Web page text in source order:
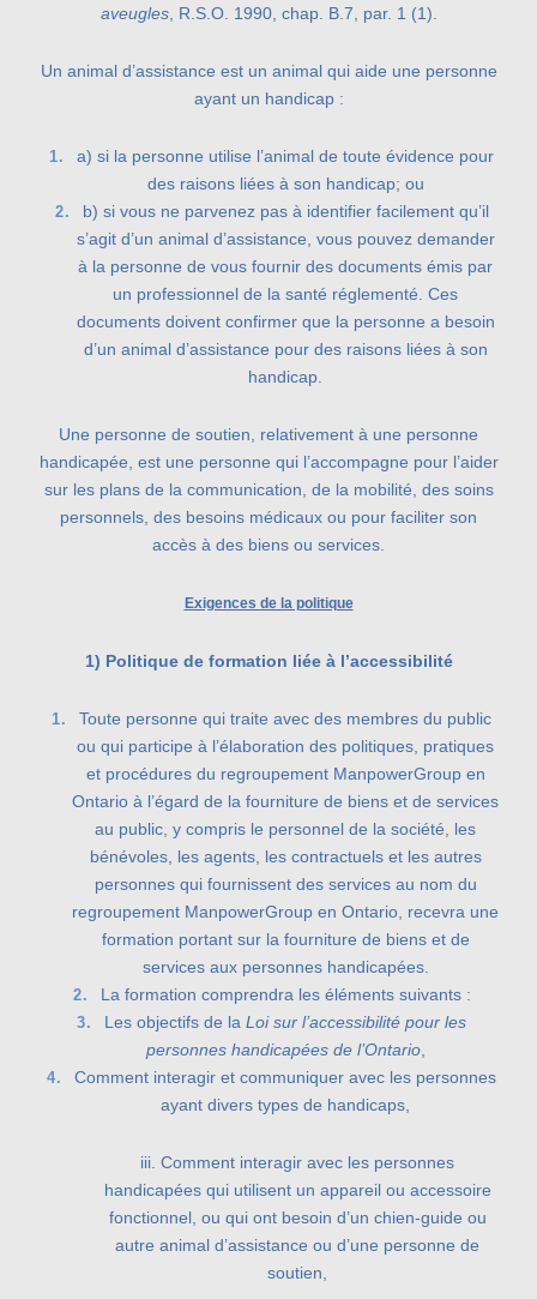
aveugles, R.S.O. 1990, chap. B.7, par. 1 (1).
Un animal d’assistance est un animal qui aide une personne
ayant un handicap :
a) si la personne utilise l’animal de toute évidence pour
des raisons liées à son handicap; ou
b) si vous ne parvenez pas à identifier facilement qu’il
s’agit d’un animal d’assistance, vous pouvez demander
à la personne de vous fournir des documents émis par
un professionnel de la santé réglementé. Ces
documents doivent confirmer que la personne a besoin
d’un animal d’assistance pour des raisons liées à son
handicap.
Une personne de soutien, relativement à une personne
handicapée, est une personne qui l’accompagne pour l’aider
sur les plans de la communication, de la mobilité, des soins
personnels, des besoins médicaux ou pour faciliter son
accès à des biens ou services.
Exigences de la politique
1) Politique de formation liée à l’accessibilité
Toute personne qui traite avec des membres du public
ou qui participe à l’élaboration des politiques, pratiques
et procédures du regroupement ManpowerGroup en
Ontario à l’égard de la fourniture de biens et de services
au public, y compris le personnel de la société, les
bénévoles, les agents, les contractuels et les autres
personnes qui fournissent des services au nom du
regroupement ManpowerGroup en Ontario, recevra une
formation portant sur la fourniture de biens et de
services aux personnes handicapées.
La formation comprendra les éléments suivants :
Les objectifs de la Loi sur l’accessibilité pour les
personnes handicapées de l’Ontario,
Comment interagir et communiquer avec les personnes
ayant divers types de handicaps,
iii. Comment interagir avec les personnes
handicapées qui utilisent un appareil ou accessoire
fonctionnel, ou qui ont besoin d’un chien-guide ou
autre animal d’assistance ou d’une personne de
soutien,